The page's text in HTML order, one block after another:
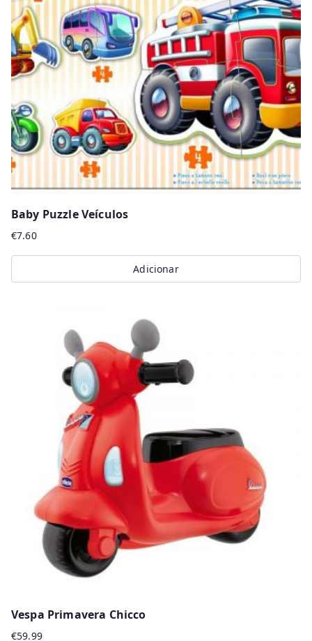
Baby Puzzle Veículos
€7.60
Adicionar
Vespa Primavera Chicco
€59.99